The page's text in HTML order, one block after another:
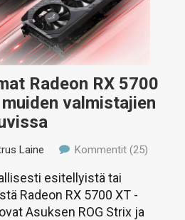
Radeon RX 5700
valmistajien
Laine Kommentit (25)
esitellyistä tai
Radeon RX 5700 XT -
Asuksen ROG Strix ja